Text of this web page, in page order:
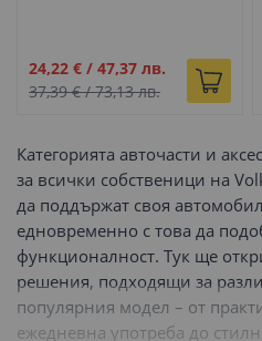
Промо
цена
24,22 € / 47,37 лв.
37,39 €/73,13 лв.
Категорията авточасти и
за всички собственици на
да поддържат своя
едновременно с това да
функционалност. Тук ще
решения, подходящи за
популярния модел – от
ежедневна употреба до